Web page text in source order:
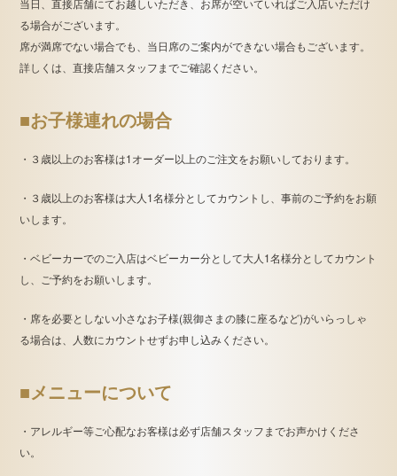
当日、直接店舗にてお越しいただき、お席が空いていればご入店いただけ
る場合がございます。
席が満席でない場合でも、当日席のご案内ができない場合もございます。
詳しくは、直接店舗スタッフまでご確認ください。
■お子様連れの場合
・３歳以上のお客様は1オーダー以上のご注文をお願いしております。
・３歳以上のお客様は大人1名様分としてカウントし、事前のご予約をお願
いします。
・ベビーカーでのご入店はベビーカー分として大人1名様分としてカウント
し、ご予約をお願いします。
・席を必要としない小さなお子様(親御さまの膝に座るなど)がいらっしゃ
る場合は、人数にカウントせずお申し込みください。
■メニューについて
・アレルギー等ご心配なお客様は必ず店舗スタッフまでお声かけくださ
い。